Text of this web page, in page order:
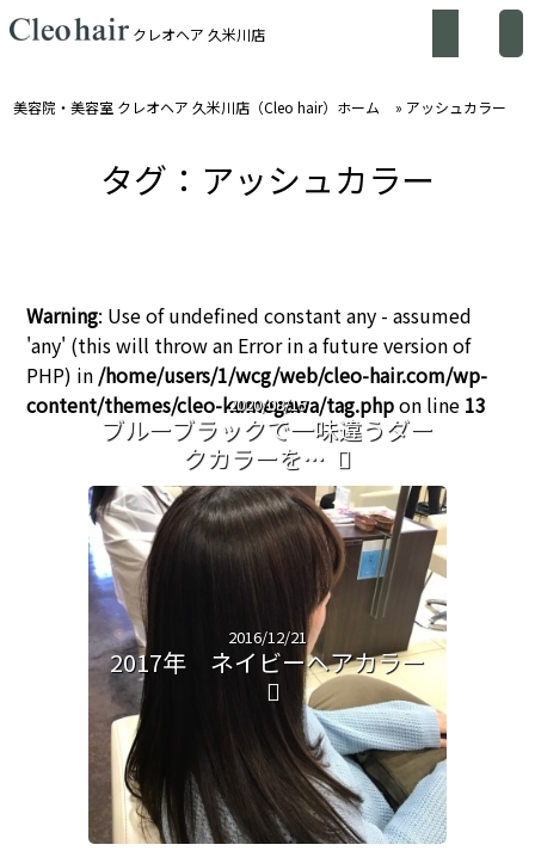
クレオヘア 久米川店
美容院・美容室 クレオヘア 久米川店（Cleo hair）ホーム » アッシュカラー
タグ：アッシュカラー
Warning: Use of undefined constant any - assumed
'any' (this will throw an Error in a future version of
PHP) in /home/users/1/wcg/web/cleo-hair.com/wp-
content/themes/cleo-kumegawa/tag.phpon line 13
2020/08/15
ブルーブラックで一味違うダー
クカラーを…
2016/12/21
2017年 ネイビーヘアカラー